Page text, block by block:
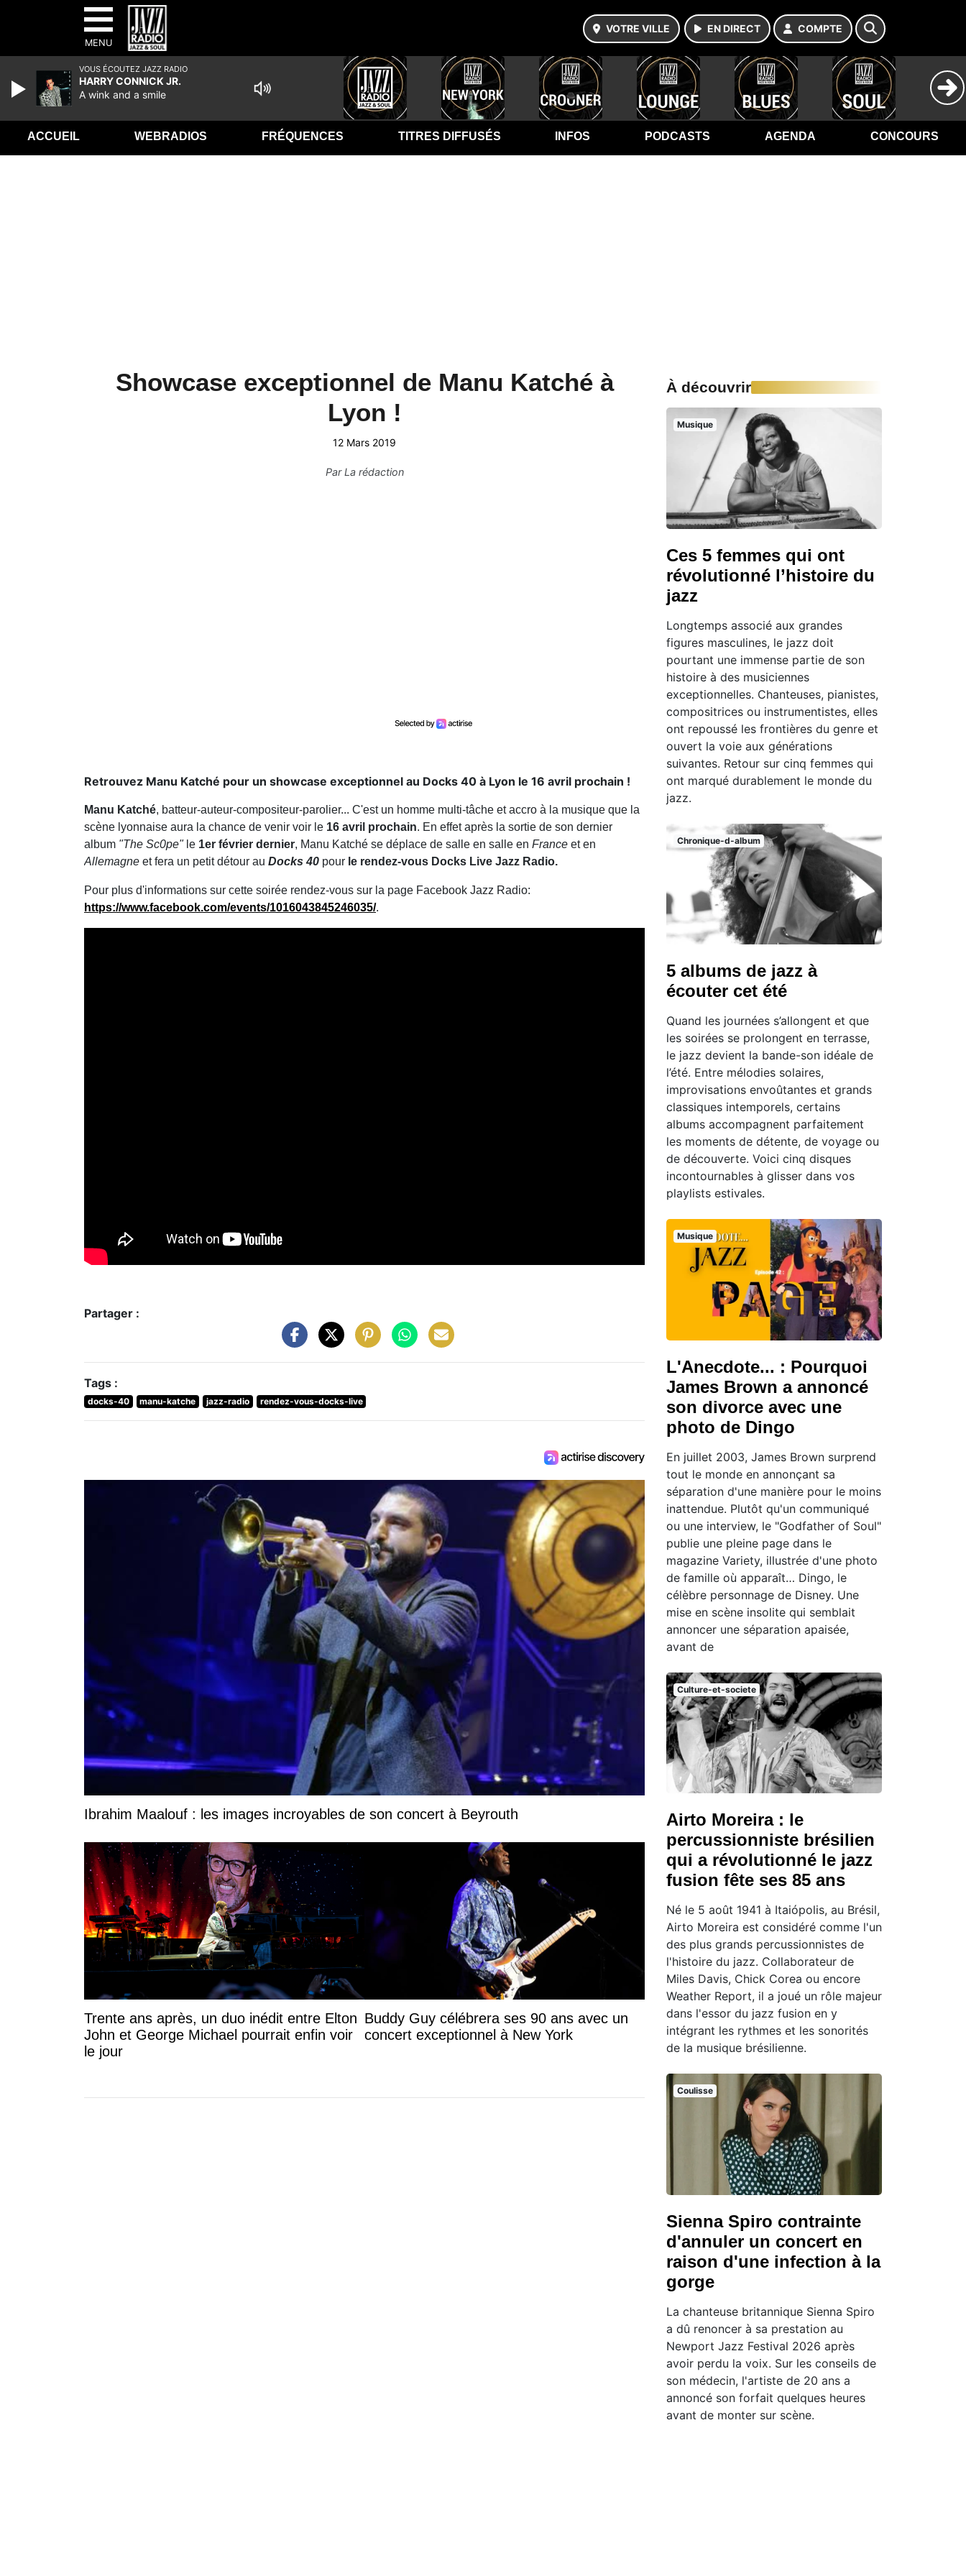
MENU
VOTRE VILLE EN DIRECT COMPTE
ACCUEIL WEBRADIOS FRÉQUENCES TITRES DIFFUSÉS INFOS PODCASTS AGENDA CONCOURS
Showcase exceptionnel de Manu Katché à
Lyon !
12 Mars 2019
ParLa rédaction
Retrouvez Manu Katché pour un showcase exceptionnel au Docks 40 à Lyon le 16 avril prochain !
Manu Katché, batteur-auteur-compositeur-parolier... C'est un homme multi-tâche et accro à la musique que la
scène lyonnaise aura la chance de venir voir le 16 avril prochain. En effet après la sortie de son dernier
album "The Sc0pe"le 1er février dernier, Manu Katché se déplace de salle en salle en France et en
Allemagne et fera un petit détour au Docks 40 pour le rendez-vous Docks Live Jazz Radio.
Pour plus d'informations sur cette soirée rendez-vous sur la page Facebook Jazz Radio:
https://www.facebook.com/events/1016043845246035/.
Partager :
Tags :
docks-40 manu-katche jazz-radio rendez-vous-docks-live
Ibrahim Maalouf : les images incroyables de son concert à Beyrouth
Trente ans après, un duo inédit entre Elton
John et George Michael pourrait enfin voir
le jour
Buddy Guy célébrera ses 90 ans avec un
concert exceptionnel à New York
À découvrir
Musique
Ces 5 femmes qui ont
révolutionné l’histoire du
jazz
Longtemps associé aux grandes
figures masculines, le jazz doit
pourtant une immense partie de son
histoire à des musiciennes
exceptionnelles. Chanteuses, pianistes,
compositrices ou instrumentistes, elles
ont repoussé les frontières du genre et
ouvert la voie aux générations
suivantes. Retour sur cinq femmes qui
ont marqué durablement le monde du
jazz.
Chronique-d-album
5 albums de jazz à
écouter cet été
Quand les journées s’allongent et que
les soirées se prolongent en terrasse,
le jazz devient la bande-son idéale de
l’été. Entre mélodies solaires,
improvisations envoûtantes et grands
classiques intemporels, certains
albums accompagnent parfaitement
les moments de détente, de voyage ou
de découverte. Voici cinq disques
incontournables à glisser dans vos
playlists estivales.
Musique
L'Anecdote... : Pourquoi
James Brown a annoncé
son divorce avec une
photo de Dingo
En juillet 2003, James Brown surprend
tout le monde en annonçant sa
séparation d'une manière pour le moins
inattendue. Plutôt qu'un communiqué
ou une interview, le "Godfather of Soul"
publie une pleine page dans le
magazine Variety, illustrée d'une photo
de famille où apparaît… Dingo, le
célèbre personnage de Disney. Une
mise en scène insolite qui semblait
annoncer une séparation apaisée,
avant de
Culture-et-societe
Airto Moreira : le
percussionniste brésilien
qui a révolutionné le jazz
fusion fête ses 85 ans
Né le 5 août 1941 à Itaiópolis, au Brésil,
Airto Moreira est considéré comme l'un
des plus grands percussionnistes de
l'histoire du jazz. Collaborateur de
Miles Davis, Chick Corea ou encore
Weather Report, il a joué un rôle majeur
dans l'essor du jazz fusion en y
intégrant les rythmes et les sonorités
de la musique brésilienne.
Coulisse
Sienna Spiro contrainte
d'annuler un concert en
raison d'une infection à la
gorge
La chanteuse britannique Sienna Spiro
a dû renoncer à sa prestation au
Newport Jazz Festival 2026 après
avoir perdu la voix. Sur les conseils de
son médecin, l'artiste de 20 ans a
annoncé son forfait quelques heures
avant de monter sur scène.
VOUS ÉCOUTEZ JAZZ RADIO
HARRY CONNICK JR.
A wink and a smile